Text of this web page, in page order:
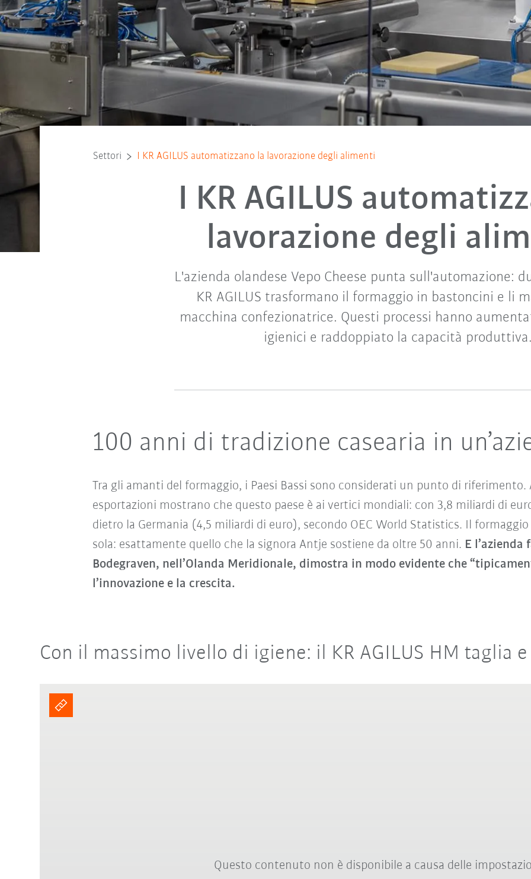
Settori I KR AGILUS automatizzano la lavorazione degli alimenti
I KR AGILUS
lavorazione degli
L'azienda olandese Vepo Cheese punta sull'automazione:
KR AGILUS trasformano il formaggio in bastoncini e li
macchina confezionatrice. Questi processi hanno
igienici e raddoppiato la capacità produttiva.
100 anni di tradizione casearia in
Tra gli amanti del formaggio, i Paesi Bassi sono considerati un punto di
esportazioni mostrano che questo paese è ai vertici mondiali: con 3,8 miliardi di
dietro la Germania (4,5 miliardi di euro), secondo OEC World Statistics. Il formaggio
sola: esattamente quello che la signora Antje sostiene da oltre 50 anni. E l’azienda
Bodegraven, nell’Olanda Meridionale, dimostra in modo evidente che
l’innovazione e la crescita.
Con il massimo livello di igiene: il KR AGILUS HM taglia
Questo contenuto non è disponibile a causa delle